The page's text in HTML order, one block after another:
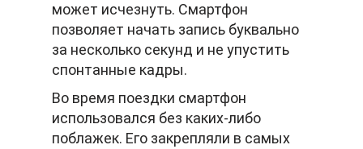
может исчезнуть. Смартфон
позволяет начать запись буквально
за несколько секунд и не упустить
спонтанные кадры.
Во время поездки смартфон
использовался без каких-либо
поблажек. Его закрепляли в самых